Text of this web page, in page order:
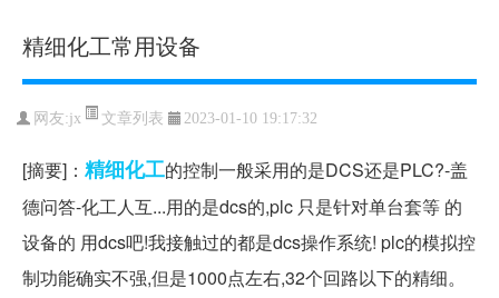
精细化工常用设备
网友:jx 文章列表 2023-01-10 19:17:32
[摘要]： 精细化工的控制一般采用的是DCS还是PLC?-盖
德问答-化工人互...用的是dcs的,plc 只是针对单台套等 的
设备的 用dcs吧!我接触过的都是dcs操作系统! plc的模拟控
制功能确实不强,但是1000点左右,32个回路以下的精细。